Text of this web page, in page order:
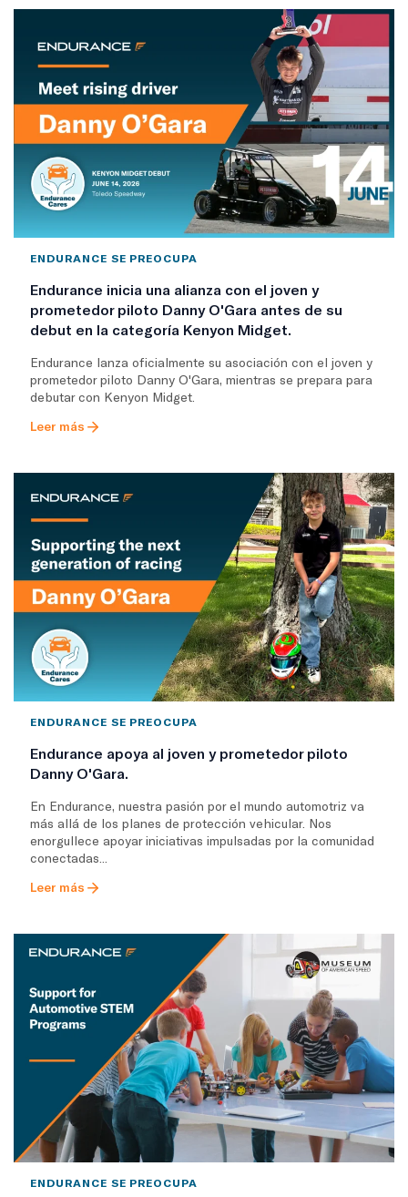
ENDURANCE SE PREOCUPA
Endurance inicia una alianza con el joven y
prometedor piloto Danny O'Gara antes de su
debut en la categoría Kenyon Midget.
Endurance lanza oficialmente su asociación con el joven y
prometedor piloto Danny O'Gara, mientras se prepara para
debutar con Kenyon Midget.
Leer más
ENDURANCE SE PREOCUPA
Endurance apoya al joven y prometedor piloto
Danny O'Gara.
En Endurance, nuestra pasión por el mundo automotriz va
más allá de los planes de protección vehicular. Nos
enorgullece apoyar iniciativas impulsadas por la comunidad
conectadas...
Leer más
ENDURANCE SE PREOCUPA